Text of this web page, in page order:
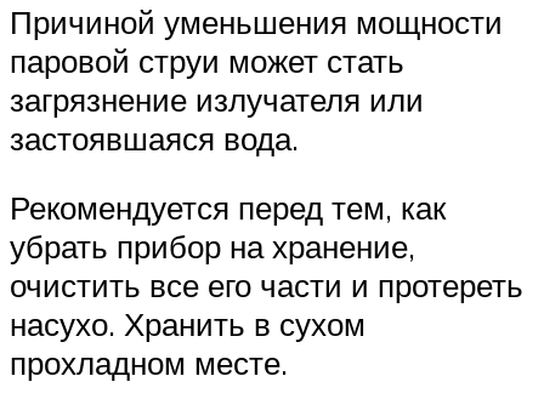
Причиной уменьшения мощности
паровой струи может стать
загрязнение излучателя или
застоявшаяся вода.
Рекомендуется перед тем, как
убрать прибор на хранение,
очистить все его части и протереть
насухо. Хранить в сухом
прохладном месте.